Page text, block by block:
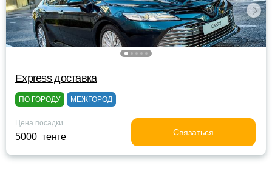
Express доставка
ПО ГОРОДУ МЕЖГОРОД
Цена посадки
5000 тенге Связаться